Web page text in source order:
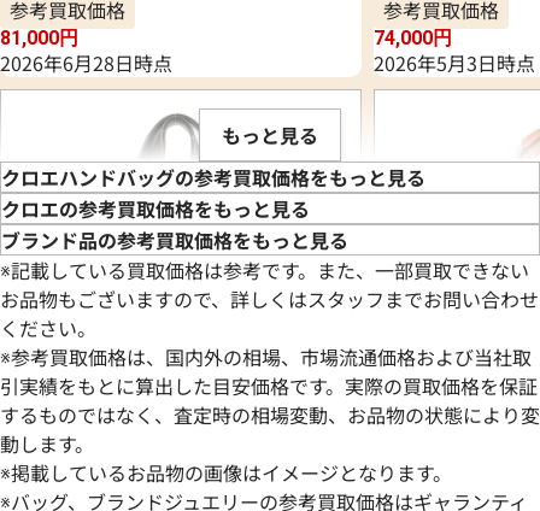
参考買取価格
81,000円
2026年6月28日時点
参考買取価格
74,000円
2026年5月3日時点
クロエ ハンドバッグ レザー
参考買取価格
クロエ パディン
参考買取価格
もっと見る
クロエハンドバッグの参考買取価格をもっと見る
クロエの参考買取価格をもっと見る
ブランド品の参考買取価格をもっと見る
※記載している買取価格は参考です。また、一部買取できない
お品物もございますので、詳しくはスタッフまでお問い合わせ
ください。
※参考買取価格は、国内外の相場、市場流通価格および当社取
引実績をもとに算出した目安価格です。実際の買取価格を保証
するものではなく、査定時の相場変動、お品物の状態により変
動します。
※掲載しているお品物の画像はイメージとなります。
※バッグ、ブランドジュエリーの参考買取価格はギャランティ